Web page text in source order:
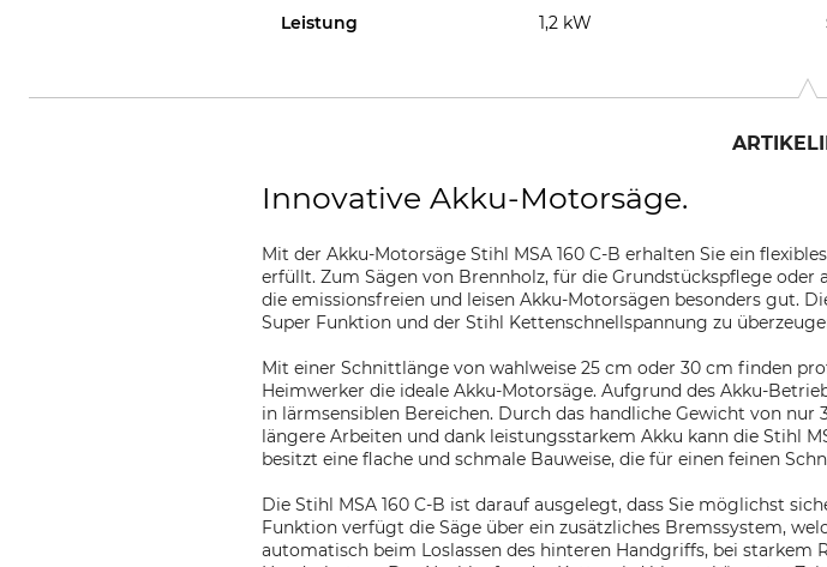
Leistung 1,2 kW
Innovative Akku-Motorsäge.
Mit der Akku-Motorsäge Stihl MSA 160 C-B erhalten Sie ein
erfüllt. Zum Sägen von Brennholz, für die Grundstückspflege
die emissionsfreien und leisen Akku-Motorsägen besonders gut.
Super Funktion und der Stihl Kettenschnellspannung zu
Mit einer Schnittlänge von wahlweise 25 cm oder 30 cm finden
Heimwerker die ideale Akku-Motorsäge. Aufgrund des Akku-
in lärmsensiblen Bereichen. Durch das handliche Gewicht von
längere Arbeiten und dank leistungsstarkem Akku kann die Stihl
besitzt eine flache und schmale Bauweise, die für einen feinen
Die Stihl MSA 160 C-B ist darauf ausgelegt, dass Sie möglichst
Funktion verfügt die Säge über ein zusätzliches Bremssystem,
automatisch beim Loslassen des hinteren Handgriffs, bei